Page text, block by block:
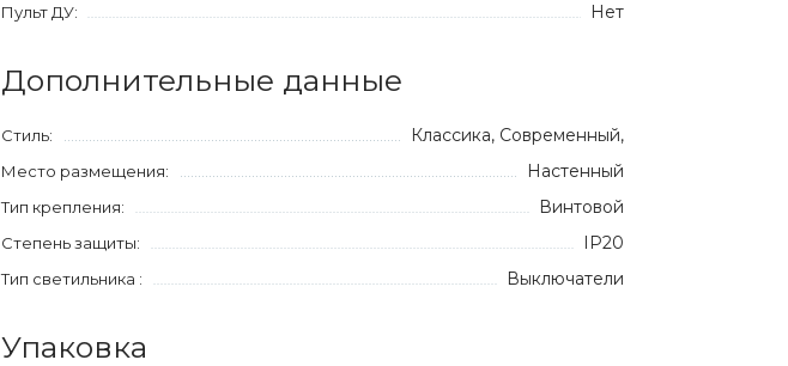
Пульт ДУ: Нет
Дополнительные данные
Стиль: Классика, Современный,
Место размещения: Настенный
Тип крепления: Винтовой
Степень защиты: IP20
Тип светильника : Выключатели
Упаковка